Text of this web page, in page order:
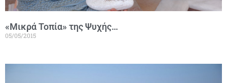
«Μικρά Τοπία» της Ψυχής…
05/05/2015